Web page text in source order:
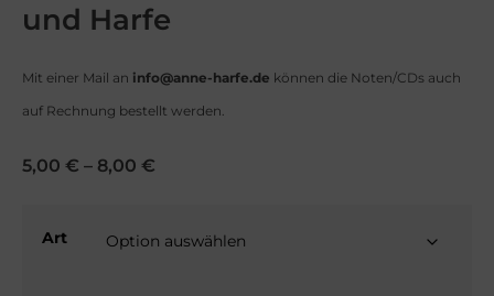
und Harfe
Mit einer Mail an info@anne-harfe.de können die Noten/CDs auch
auf Rechnung bestellt werden.
5,00 € – 8,00 €
Art